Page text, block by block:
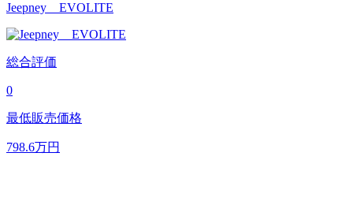
Jeepney EVOLITE
総合評価
0
最低販売価格
798.6万円